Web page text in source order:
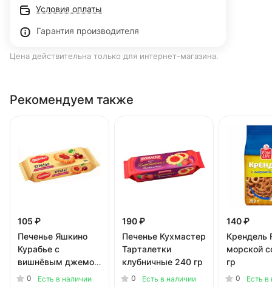
Условия оплаты
Гарантия производителя
Цена действительна только для интернет-магазина.
Рекомендуем также
105 ₽
Печенье Яшкино
Курабье с
вишнёвым джемом
180 гр
0
Есть в наличии
190 ₽
Печенье Кухмастер
Тарталетки
клубничные 240 гр
0
Есть в наличии
140 ₽
Крендель
морской
гр
0
Есть в